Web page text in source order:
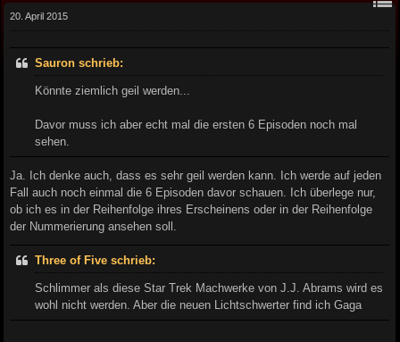
20. April 2015
Sauron schrieb:
Könnte ziemlich geil werden...
Davor muss ich aber echt mal die ersten 6 Episoden noch mal
sehen.
Ja. Ich denke auch, dass es sehr geil werden kann. Ich werde auf jeden
Fall auch noch einmal die 6 Episoden davor schauen. Ich überlege nur,
ob ich es in der Reihenfolge ihres Erscheinens oder in der Reihenfolge
der Nummerierung ansehen soll.
Three of Five schrieb:
Schlimmer als diese Star Trek Machwerke von J.J. Abrams wird es
wohl nicht werden. Aber die neuen Lichtschwerter find ich Gaga